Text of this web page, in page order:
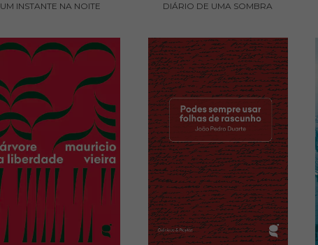
UM INSTANTE NA NOITE DIÁRIO DE UMA SOMBRA